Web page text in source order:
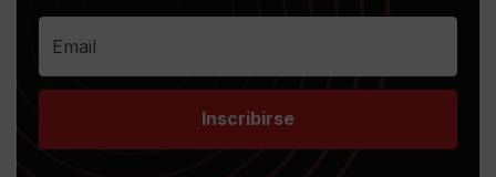
Inscribirse